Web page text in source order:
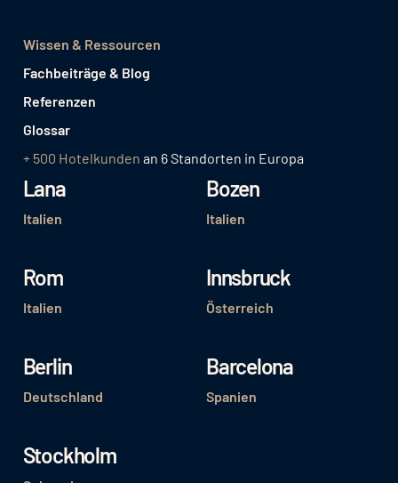
Wissen & Ressourcen
Fachbeiträge & Blog
Referenzen
Glossar
+ 500 Hotelkunden an 6 Standorten in Europa
Lana
Italien
Bozen
Italien
Rom
Italien
Innsbruck
Österreich
Berlin
Deutschland
Barcelona
Spanien
Stockholm